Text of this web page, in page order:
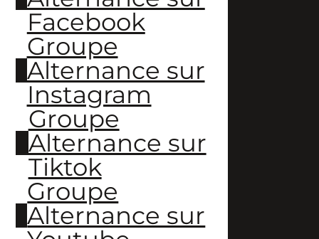
Facebook
Groupe
Alternance sur
Instagram
Groupe
Alternance sur
Tiktok
Groupe
Alternance sur